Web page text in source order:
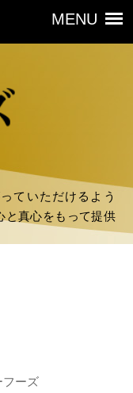
ていただけるよう
と真心をもって提供
フーズ